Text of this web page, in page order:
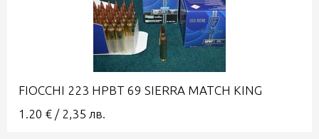
FIOCCHI 223 HPBT 69 SIERRA MATCH KING
1.20 € / 2,35 лв.